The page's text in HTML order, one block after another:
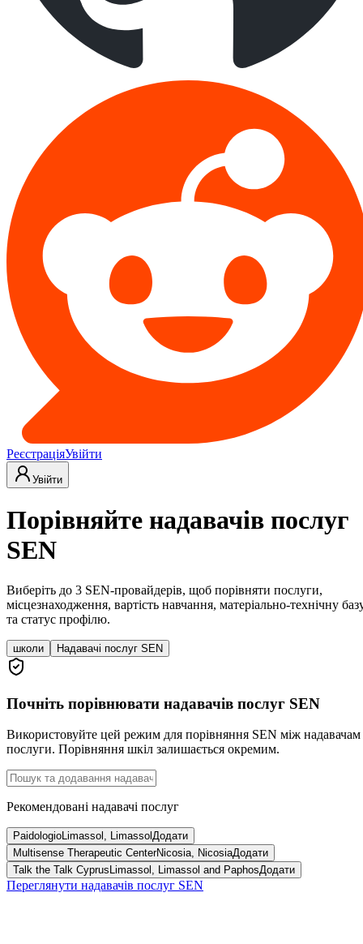
РеєстраціяУвійти
Увійти
Порівняйте надавачів послуг
SEN
Виберіть до 3 SEN-провайдерів, щоб порівняти послуги,
місцезнаходження, вартість навчання, матеріально-технічну
та статус профілю.
школи Надавачі послуг SEN
Почніть порівнювати надавачів послуг SEN
Використовуйте цей режим для порівняння SEN між надавачам
послуги. Порівняння шкіл залишається окремим.
Рекомендовані надавачі послуг
PaidologioLimassol, Limassol Додати
Multisense Therapeutic CenterNicosia, NicosiaДодати
Talk the Talk Cyprus Limassol, Limassol and PaphosДодати
Переглянути надавачів послуг SEN